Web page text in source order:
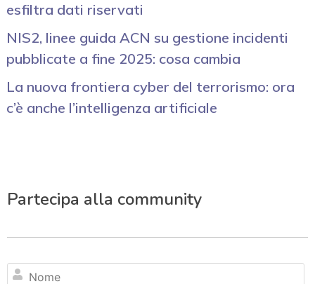
esfiltra dati riservati
NIS2, linee guida ACN su gestione incidenti
pubblicate a fine 2025: cosa cambia
La nuova frontiera cyber del terrorismo: ora
c’è anche l’intelligenza artificiale
Partecipa alla community